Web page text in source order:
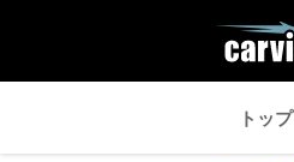
トップ